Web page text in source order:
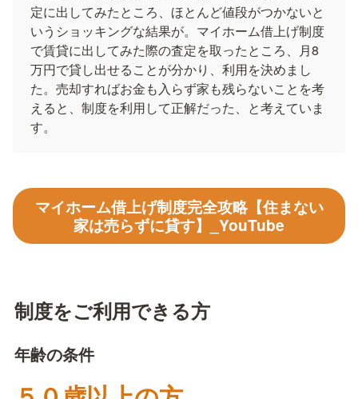
定に出してみたところ、ほとんど値段がつかないと
いうショッキングな結果が。マイホーム借上げ制度
で賃貸に出してみた際の査定を取ったところ、月8
万円で貸し出せることが分かり、利用を決めまし
た。売却すればお金も入らず家も残らないことを考
えると、制度を利用して正解だった、と考えていま
す。
マイホーム借上げ制度完全攻略【住まない
家は売らずに貸す】_YouTube
制度をご利用できる方
年齢の条件